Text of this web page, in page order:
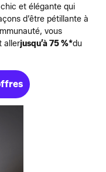
et élégante qui
d’être pétillante à
vous
allerjusqu’à 75 %*du